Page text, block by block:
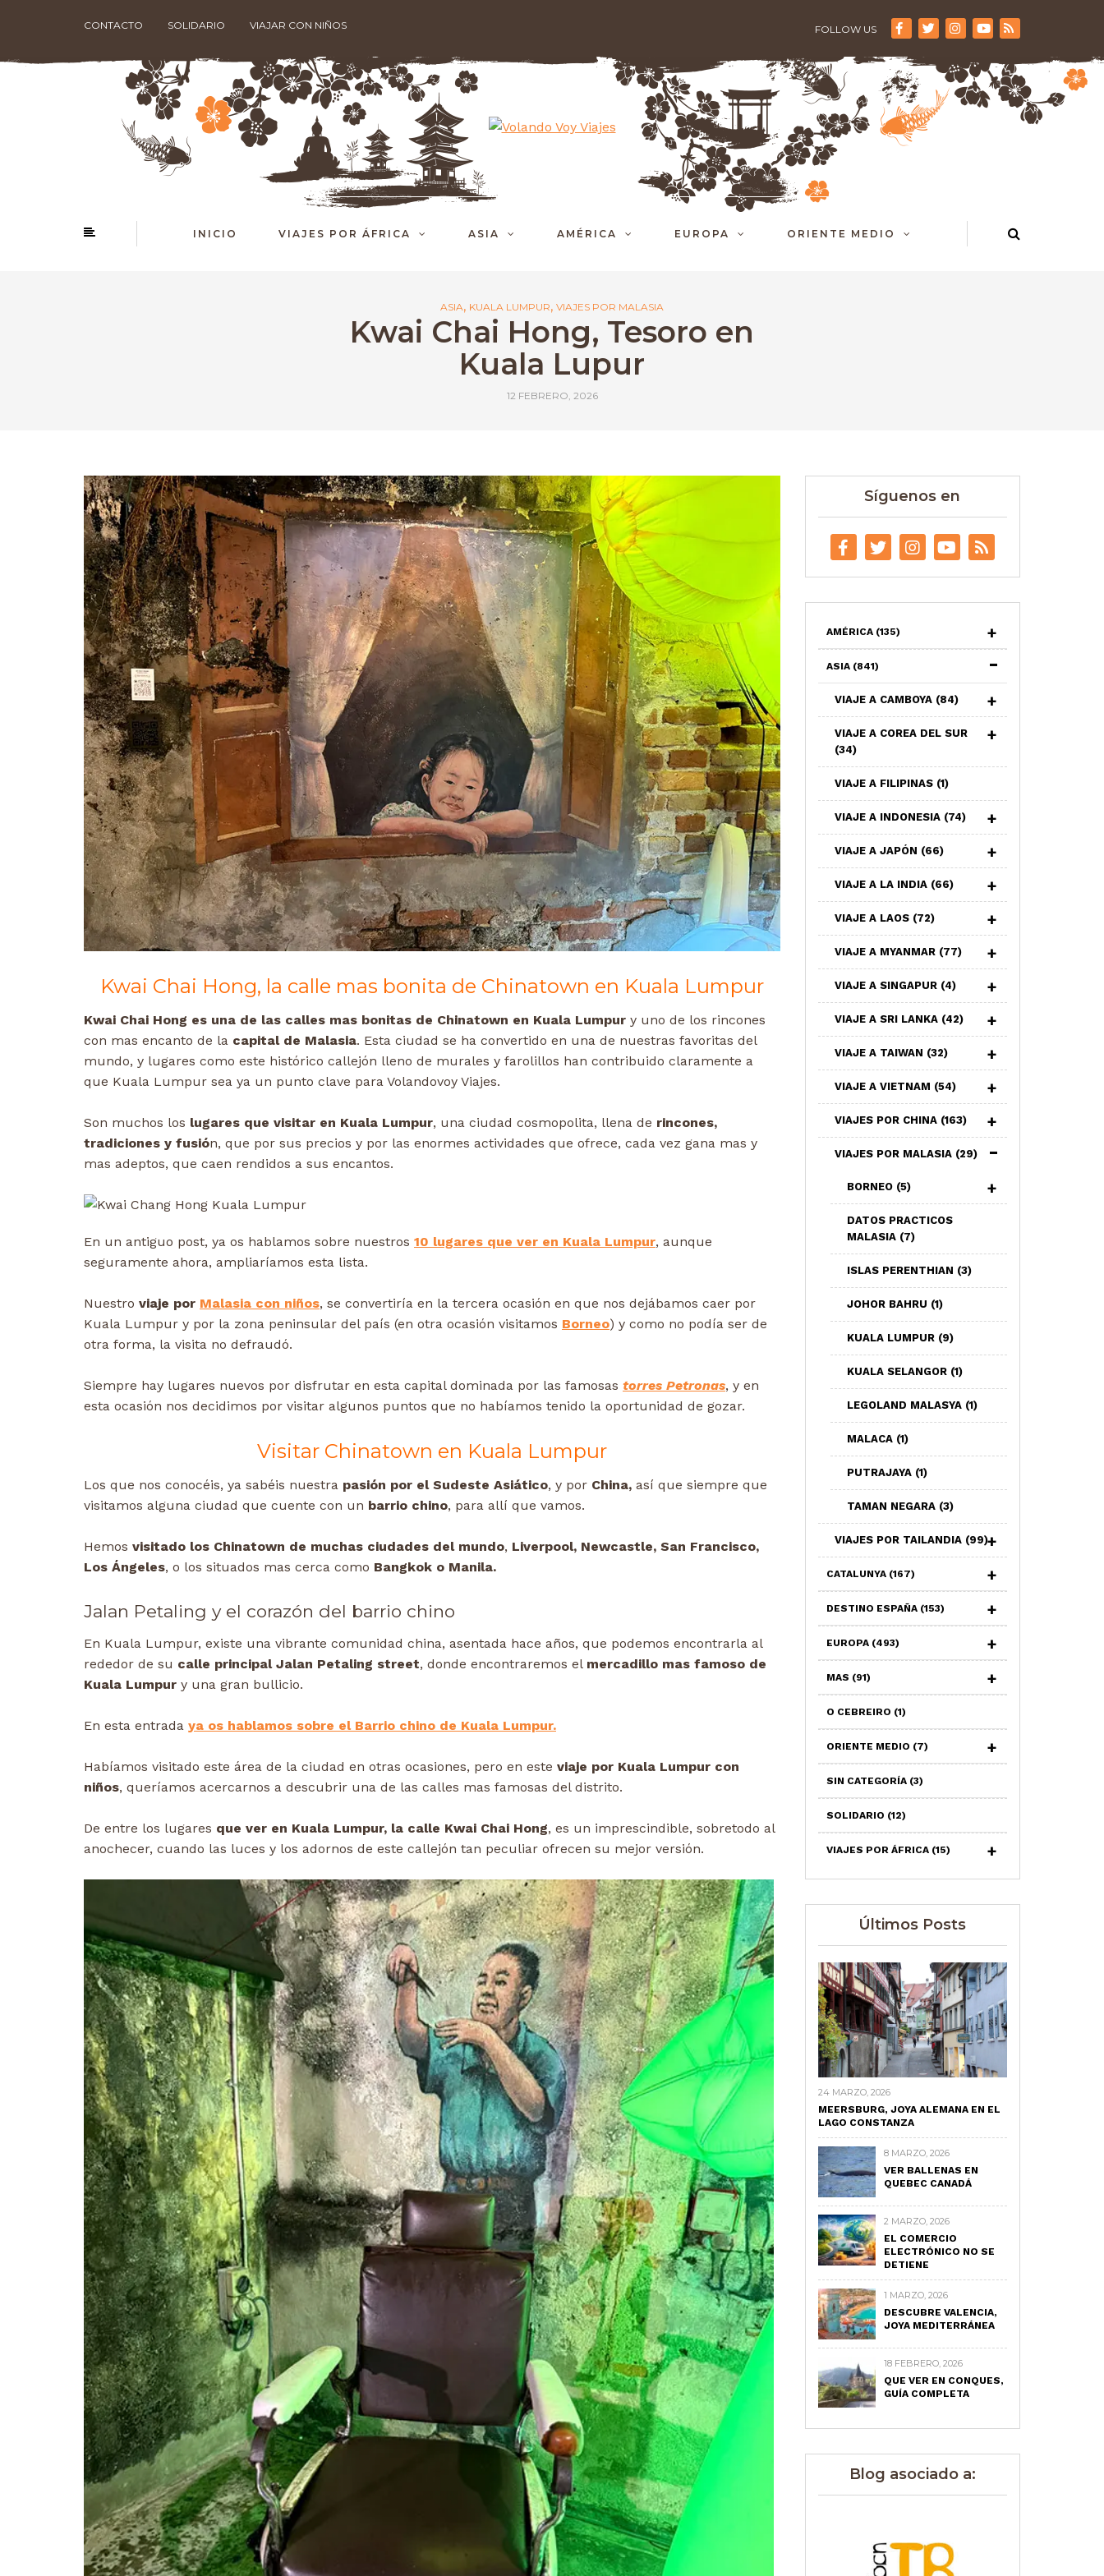
CONTACTO SOLIDARIO VIAJAR CON NIÑOS FOLLOW US
INICIO VIAJES POR ÁFRICA ASIA AMÉRICA EUROPA ORIENTE MEDIO
ASIA, KUALA LUMPUR, VIAJES POR MALASIA
Kwai Chai Hong, Tesoro en
Kuala Lupur
12 FEBRERO, 2026
Kwai Chai Hong, la calle mas bonita de Chinatown en Kuala Lumpur
Kwai Chai Hong es una de las calles mas bonitas de Chinatown en Kuala Lumpur y uno de los rincones
con mas encanto de la capital de Malasia. Esta ciudad se ha convertido en una de nuestras favoritas del
mundo, y lugares como este histórico callejón lleno de murales y farolillos han contribuido claramente a
que Kuala Lumpur sea ya un punto clave para Volandovoy Viajes.
Son muchos los lugares que visitar en Kuala Lumpur, una ciudad cosmopolita, llena de rincones,
tradiciones y fusión, que por sus precios y por las enormes actividades que ofrece, cada vez gana mas y
mas adeptos, que caen rendidos a sus encantos.
En un antiguo post, ya os hablamos sobre nuestros 10 lugares que ver en Kuala Lumpur, aunque
seguramente ahora, ampliaríamos esta lista.
Nuestro viaje por Malasia con niños, se convertiría en la tercera ocasión en que nos dejábamos caer por
Kuala Lumpur y por la zona peninsular del país (en otra ocasión visitamos Borneo) y como no podía ser de
otra forma, la visita no defraudó.
Siempre hay lugares nuevos por disfrutar en esta capital dominada por las famosas torres Petronas, y en
esta ocasión nos decidimos por visitar algunos puntos que no habíamos tenido la oportunidad de gozar.
Visitar Chinatown en Kuala Lumpur
Los que nos conocéis, ya sabéis nuestra pasión por el Sudeste Asiático, y por China, así que siempre que
visitamos alguna ciudad que cuente con un barrio chino, para allí que vamos.
Hemos visitado los Chinatown de muchas ciudades del mundo, Liverpool, Newcastle, San Francisco,
Los Ángeles, o los situados mas cerca como Bangkok o Manila.
Jalan Petaling y el corazón del barrio chino
En Kuala Lumpur, existe una vibrante comunidad china, asentada hace años, que podemos encontrarla al
rededor de su calle principal Jalan Petaling street, donde encontraremos el mercadillo mas famoso de
Kuala Lumpur y una gran bullicio.
En esta entrada ya os hablamos sobre el Barrio chino de Kuala Lumpur.
Habíamos visitado este área de la ciudad en otras ocasiones, pero en este viaje por Kuala Lumpur con
niños, queríamos acercarnos a descubrir una de las calles mas famosas del distrito.
De entre los lugares que ver en Kuala Lumpur, la calle Kwai Chai Hong, es un imprescindible, sobretodo al
anochecer, cuando las luces y los adornos de este callejón tan peculiar ofrecen su mejor versión.
Síguenos en
AMÉRICA (135)
ASIA (841)
VIAJE A CAMBOYA (84)
VIAJE A COREA DEL SUR
(34)
VIAJE A FILIPINAS (1)
VIAJE A INDONESIA (74)
VIAJE A JAPÓN (66)
VIAJE A LA INDIA (66)
VIAJE A LAOS (72)
VIAJE A MYANMAR (77)
VIAJE A SINGAPUR (4)
VIAJE A SRI LANKA (42)
VIAJE A TAIWAN (32)
VIAJE A VIETNAM (54)
VIAJES POR CHINA (163)
VIAJES POR MALASIA (29)
BORNEO (5)
DATOS PRACTICOS
MALASIA (7)
ISLAS PERENTHIAN (3)
JOHOR BAHRU (1)
KUALA LUMPUR (9)
KUALA SELANGOR (1)
LEGOLAND MALASYA (1)
MALACA (1)
PUTRAJAYA (1)
TAMAN NEGARA (3)
VIAJES POR TAILANDIA (99)
CATALUNYA (167)
DESTINO ESPAÑA (153)
EUROPA (493)
MAS (91)
O CEBREIRO (1)
ORIENTE MEDIO (7)
SIN CATEGORÍA (3)
SOLIDARIO (12)
VIAJES POR ÁFRICA (15)
Últimos Posts
24 MARZO, 2026
MEERSBURG, JOYA ALEMANA EN EL
LAGO CONSTANZA
8 MARZO, 2026
VER BALLENAS EN
QUEBEC CANADÁ
2 MARZO, 2026
EL COMERCIO
ELECTRÓNICO NO SE
DETIENE
1 MARZO, 2026
DESCUBRE VALENCIA,
JOYA MEDITERRÁNEA
18 FEBRERO, 2026
QUE VER EN CONQUES,
GUÍA COMPLETA
Blog asociado a: